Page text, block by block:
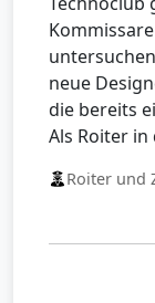
neue
die bereits
Als Roiter
Roiter und